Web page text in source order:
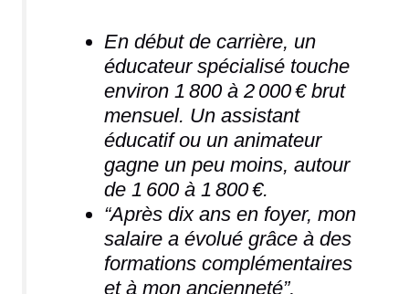
En début de carrière, un
éducateur spécialisé touche
environ 1 800 à 2 000 € brut
mensuel. Un assistant
éducatif ou un animateur
gagne un peu moins, autour
de 1 600 à 1 800 €.
“Après dix ans en foyer, mon
salaire a évolué grâce à des
formations complémentaires
et à mon ancienneté”,